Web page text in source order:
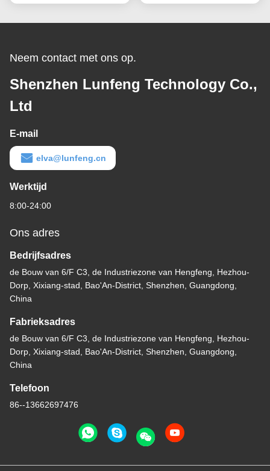
LCD
Neem contact met ons op.
Shenzhen Lunfeng Technology Co.,
Ltd
E-mail
elva@lunfeng.cn
Werktijd
8:00-24:00
Ons adres
Bedrijfsadres
de Bouw van 6/F C3, de Industriezone van Hengfeng, Hezhou-
Dorp, Xixiang-stad, Bao'An-District, Shenzhen, Guangdong,
China
Fabrieksadres
de Bouw van 6/F C3, de Industriezone van Hengfeng, Hezhou-
Dorp, Xixiang-stad, Bao'An-District, Shenzhen, Guangdong,
China
Telefoon
86--13662697476